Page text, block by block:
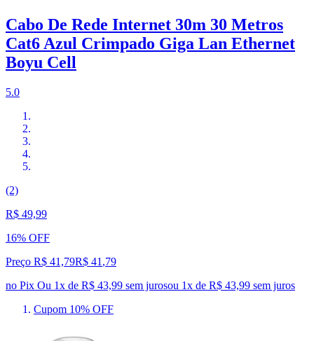
Cabo De Rede Internet 30m 30 Metros
Cat6 Azul Crimpado Giga Lan Ethernet
Boyu Cell
5.0
(2)
R$ 49,99
16% OFF
Preço R$ 41,79R$ 41 ,79
no Pix Ou 1x de R$ 43,99 sem jurosou 1x de R$ 43,99 sem juros
Cupom 10% OFF